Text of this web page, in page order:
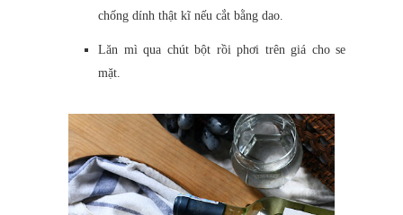
chống dính thật kĩ nếu cắt bằng dao.
Lăn mì qua chút bột rồi phơi trên giá cho se
mặt.